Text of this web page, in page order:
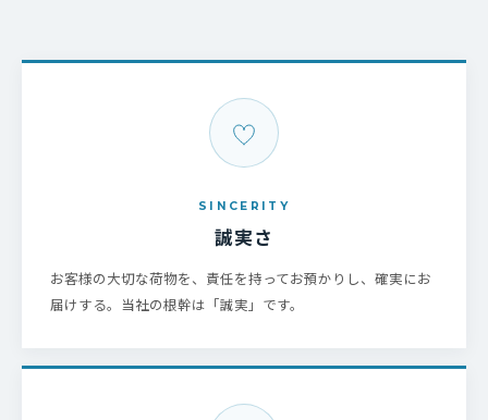
SINCERITY
誠実さ
お客様の大切な荷物を、責任を持ってお預かりし、確実にお
届けする。当社の根幹は「誠実」です。